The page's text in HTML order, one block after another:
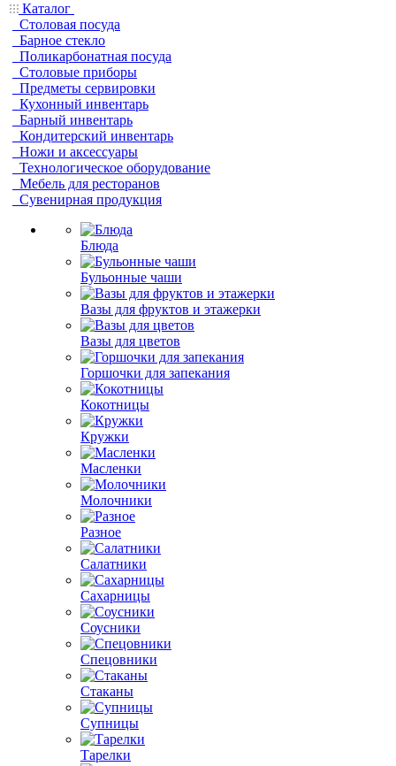
Каталог
Столовая посуда
Барное стекло
Поликарбонатная посуда
Столовые приборы
Предметы сервировки
Кухонный инвентарь
Барный инвентарь
Кондитерский инвентарь
Ножи и аксессуары
Технологическое оборудование
Мебель для ресторанов
Сувенирная продукция
Блюда
Бульонные чаши
Вазы для фруктов и этажерки
Вазы для цветов
Горшочки для запекания
Кокотницы
Кружки
Масленки
Молочники
Разное
Салатники
Сахарницы
Соусники
Спецовники
Стаканы
Супницы
Тарелки